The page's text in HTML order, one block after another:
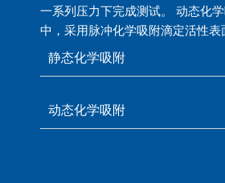
一系列压力下完成测试。 动态化
中，采用脉冲化学吸附滴定活性表
静态化学吸附
动态化学吸附